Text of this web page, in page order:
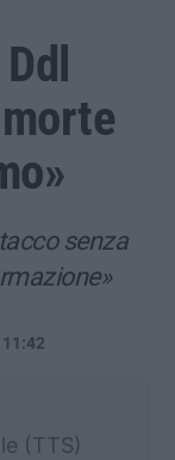
senza
(TTS)